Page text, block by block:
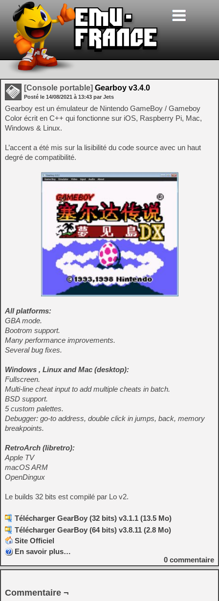
[Console portable] Gearboy v3.4.0
Posté le 14/08/2021 à 13:43 par Jets
Gearboy est un émulateur de Nintendo GameBoy / Gameboy
Color écrit en C++ qui fonctionne sur iOS, Raspberry Pi, Mac,
Windows & Linux.
L’accent a été mis sur la lisibilité du code source avec un haut
degré de compatibilité.
All platforms:
GBA mode.
Bootrom support.
Many performance improvements.
Several bug fixes.
Windows , Linux and Mac (desktop):
Fullscreen.
Multi-line cheat input to add multiple cheats in batch.
BSD support.
5 custom palettes.
Debugger: go-to address, double click in jumps, back, memory
breakpoints.
RetroArch (libretro):
Apple TV
macOS ARM
OpenDingux
Le builds 32 bits est compilé par Lo v2.
Télécharger GearBoy (32 bits) v3.1.1 (13.5 Mo)
Télécharger GearBoy (64 bits) v3.8.11 (2.8 Mo)
Site Officiel
En savoir plus…
0 commentaire
Commentaire ¬